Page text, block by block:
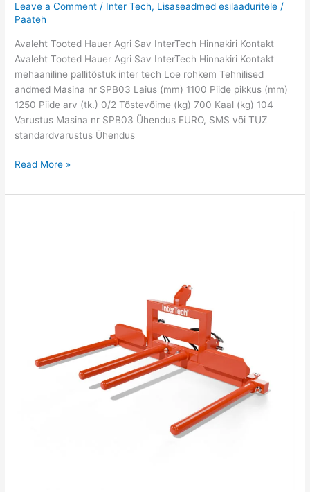
Leave a Comment / Inter Tech, Lisaseadmed esilaaduritele /
Paateh
Avaleht Tooted Hauer Agri Sav InterTech Hinnakiri Kontakt
Avaleht Tooted Hauer Agri Sav InterTech Hinnakiri Kontakt
mehaaniline pallitõstuk inter tech Loe rohkem Tehnilised
andmed Masina nr SPB03 Laius (mm) 1100 Piide pikkus (mm)
1250 Piide arv (tk.) 0/2 Tõstevõime (kg) 700 Kaal (kg) 104
Varustus Masina nr SPB03 Ühendus EURO, SMS või TUZ
standardvarustus Ühendus
Read More »